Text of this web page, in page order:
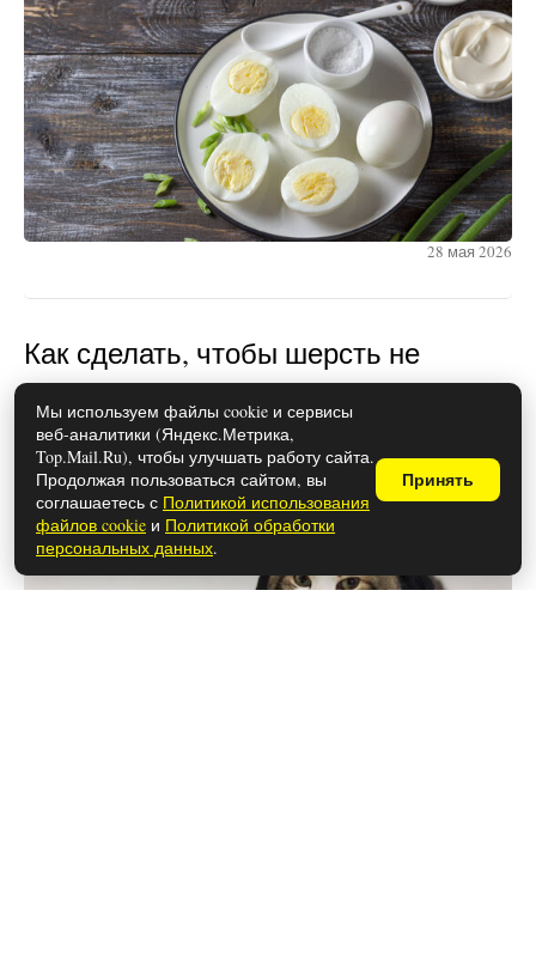
28 мая 2026
Как сделать, чтобы шерсть не
прилипала к одежде: простые
лайфхаки
Мы используем файлы cookie и сервисы
веб-аналитики (Яндекс.Метрика,
Top.Mail.Ru), чтобы улучшать работу сайта.
Продолжая пользоваться сайтом, вы
соглашаетесь с Политикой использования
файлов cookie и Политикой обработки
персональных данных.
Принять